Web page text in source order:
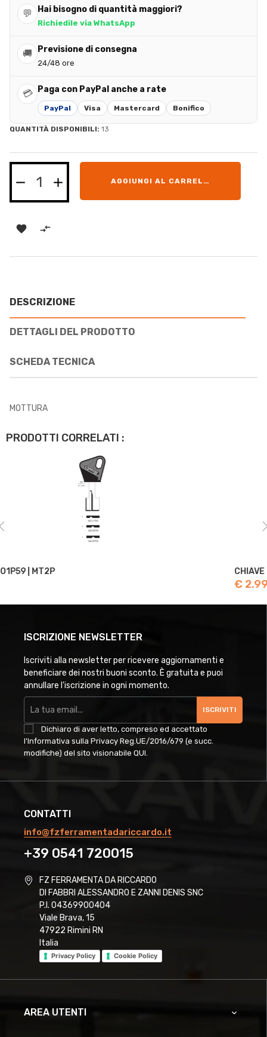
💬 Hai bisogno di quantità maggiori?
Richiedile via WhatsApp
🚚 Previsione di consegna
24/48 ore
💳 Paga con PayPal anche a rate
PayPal Visa Mastercard Bonifico
QUANTITÀ DISPONIBILI: 13
AGGIUNGI AL CARRELLO
 
DESCRIZIONE
DETTAGLI DEL PRODOTTO
SCHEDA TECNICA
MOTTURA
PRODOTTI CORRELATI :
CHIAVE 2IE2 | 5IE1
ISCRIZIONE NEWSLETTER
Iscriviti alla newsletter per ricevere aggiornamenti e
beneficiare dei nostri buoni sconto. È gratuita e puoi
annullare l'iscrizione in ogni momento.
ISCRIVITI
Dichiaro di aver letto, compreso ed accettato
l'Informativa sulla Privacy Reg.UE/2016/679 (e succ.
modifiche) del sito visionabile QUI
CONTATTI
info@fzferramentadariccardo.it
+39 0541 720015
FZ FERRAMENTA DA RICCARDO
DI FABBRI ALESSANDRO E ZANNI DENIS SNC
P.I. 04369900404
Viale Brava, 15
47922 Rimini RN
Italia
Privacy Policy Cookie Policy
AREA UTENTI 